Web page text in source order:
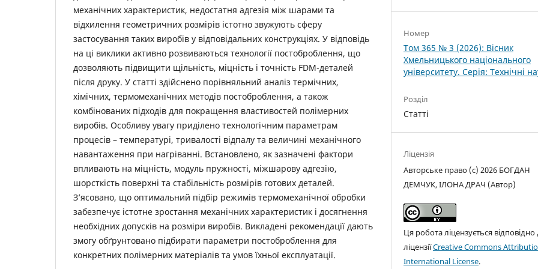
механічних характеристик, недостатня адгезія між шарами та
відхилення геометричних розмірів істотно звужують сферу
застосування таких виробів у відповідальних конструкціях. У відповідь
на ці виклики активно розвиваються технології постоброблення, що
дозволяють підвищити щільність, міцність і точність FDM-деталей
після друку. У статті здійснено порівняльний аналіз термічних,
хімічних, термомеханічних методів постоброблення, а також
комбінованих підходів для покращення властивостей полімерних
виробів. Особливу увагу приділено технологічним параметрам
процесів – температурі, тривалості відпалу та величині механічного
навантаження при нагріванні. Встановлено, як зазначені фактори
впливають на міцність, модуль пружності, міжшарову адгезію,
шорсткість поверхні та стабільність розмірів готових деталей.
З’ясовано, що оптимальний підбір режимів термомеханічної обробки
забезпечує істотне зростання механічних характеристик і досягнення
необхідних допусків на розміри виробів. Викладені рекомендації дають
змогу обґрунтовано підбирати параметри постоброблення для
конкретних полімерних матеріалів та умов їхньої експлуатації.
Номер
Том 365 № 3 (2026): Вісник
Хмельницького національного
університету. Серія: Технічні
Розділ
Статті
Ліцензія
Авторське право (c) 2026 БОГДАН
ДЕМЧУК, ІЛОНА ДРАЧ (Автор)
Ця робота ліцензується відповідно
ліцензіїCreative Commons
International License.